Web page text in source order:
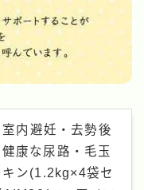
内避妊・去勢後
康な尿路・毛玉
ン(1.2kg×4袋セ